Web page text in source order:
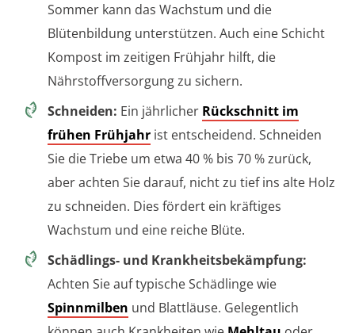
Sommer kann das Wachstum und die
Blütenbildung unterstützen. Auch eine Schicht
Kompost im zeitigen Frühjahr hilft, die
Nährstoffversorgung zu sichern.
Schneiden: Ein jährlicher Rückschnitt im
frühen Frühjahr ist entscheidend. Schneiden
Sie die Triebe um etwa 40 % bis 70 % zurück,
aber achten Sie darauf, nicht zu tief ins alte Holz
zu schneiden. Dies fördert ein kräftiges
Wachstum und eine reiche Blüte.
Schädlings- und Krankheitsbekämpfung:
Achten Sie auf typische Schädlinge wie
Spinnmilben und Blattläuse. Gelegentlich